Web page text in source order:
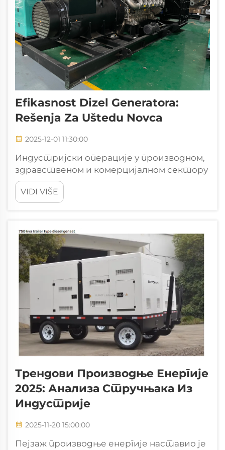
Efikasnost Dizel Generatora:
Rešenja Za Uštedu Novca
2025-12-01 11:30:00
Индустријски операције у производном,
здравственом и комерцијалном сектору
суочавају се са све већим притиском да
смање трошкове енергије уз одржавање
поузданог напајања. Дизел генератор
напајање које уравнотежује рад...
VIDI VIŠE
Трендови Производње Енергије
2025: Анализа Стручњака Из
Индустрије
2025-11-20 15:00:00
Пејзаж производње енергије наставио је